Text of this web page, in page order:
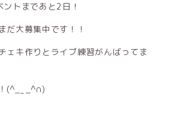
トまであと2日！
だ大募集中です！！
ェキ作りとライブ練習がんばってま
(^_ ̫ _^∩)